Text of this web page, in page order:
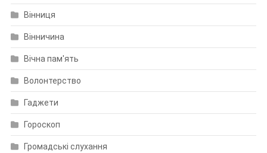
Вінниця
Вінничина
Вічна пам'ять
Волонтерство
Гаджети
Гороскоп
Громадські слухання